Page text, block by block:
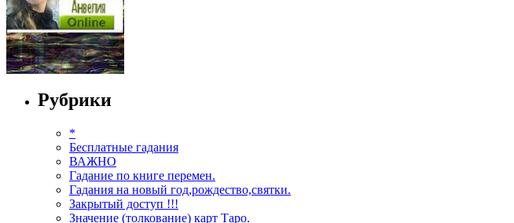
Рубрики
*
Бесплатные гадания
ВАЖНО
Гадание по книге перемен.
Гадания на новый год,рождество,святки.
Закрытый доступ !!!
Значение (толкование) карт Таро.